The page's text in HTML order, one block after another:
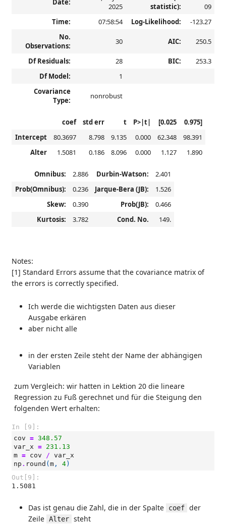
Date:
2025
statistic):
09
Time:
07:58:54 Log-Likelihood:
-123.27
No.
Observations:
30 AIC: 250.5
Df Residuals: 28 BIC:
253.3
Df Model:
1
Covariance
Type:
nonrobust
coef std err t P>|t| [0.025
0.975]
Intercept
80.3697 8.798 9.135 0.000 62.348
98.391
Alter
1.5081 0.186 8.096 0.000 1.127 1.890
Omnibus: 2.886 Durbin-Watson:
2.401
Prob(Omnibus):
0.236 Jarque-Bera (JB):
1.526
Skew:
0.390 Prob(JB):
0.466
Kurtosis:
3.782 Cond. No. 149.
Notes:
[1] Standard Errors assume that the covariance matrix of
the errors is correctly specified.
Ich werde die wichtigsten Daten aus dieser
Ausgabe erkären
aber nicht alle
in der ersten Zeile steht der Name der abhängigen
Variablen
zum Vergleich: wir hatten in Lektion 20 die lineare
Regression zu Fuß gerechnet und für die Steigung den
folgenden Wert erhalten:
In [9]:
cov = 348.57
var_x = 231.13
m = cov / var_x
np . round ( m , 4)
Out[9]:
1.5081
Das ist genau die Zahl, die in der Spalte coef der
Zeile Alter steht